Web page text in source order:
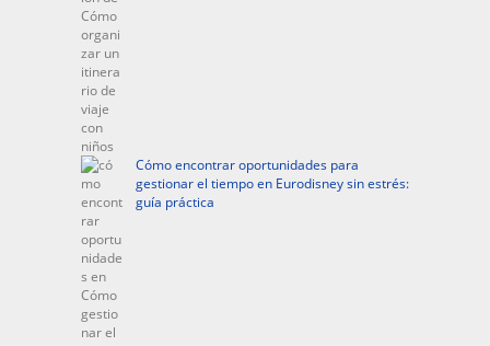
Cómo encontrar oportunidades para
gestionar el tiempo en Eurodisney sin estrés:
guía práctica